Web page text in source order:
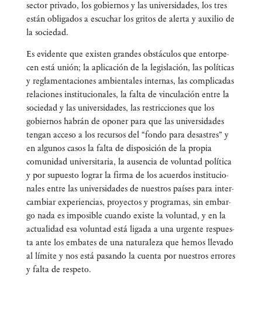
sec­tor pri­va­do, los gobier­nos y las uni­ver­si­da­des, los tres
están obli­ga­dos a escu­char los gri­tos de aler­ta y auxi­lio de
la sociedad.
Es evi­den­te que exis­ten gran­des obs­tácu­los que entor­pe­
cen está unión; la apli­ca­ción de la legis­la­ción, las polí­ti­cas
y regla­men­ta­cio­nes ambien­ta­les inter­nas, las com­pli­ca­das
rela­cio­nes ins­ti­tu­cio­na­les, la fal­ta de vin­cu­la­ción entre la
socie­dad y las uni­ver­si­da­des, las res­tric­cio­nes que los
gobier­nos habrán de opo­ner para que las uni­ver­si­da­des
ten­gan acce­so a los recur­sos del “fon­do para desas­tres” y
en algu­nos casos la fal­ta de dis­po­si­ción de la pro­pia
comu­ni­dad uni­ver­si­ta­ria, la ausen­cia de volun­tad polí­ti­ca
y por supues­to lograr la fir­ma de los acuer­dos ins­ti­tu­cio­
na­les entre las uni­ver­si­da­des de nues­tros paí­ses para inter­
cam­biar expe­rien­cias, pro­yec­tos y pro­gra­mas, sin embar­
go nada es impo­si­ble cuan­do exis­te la volun­tad, y en la
actua­li­dad esa volun­tad está liga­da a una urgen­te res­pues­
ta ante los emba­tes de una natu­ra­le­za que hemos lle­va­do
al lími­te y nos está pasan­do la cuen­ta por nues­tros erro­res
y fal­ta de respeto.